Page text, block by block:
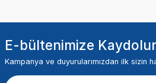
E-bültenimize
Kampanya ve duyurularımızdan ilk sizin